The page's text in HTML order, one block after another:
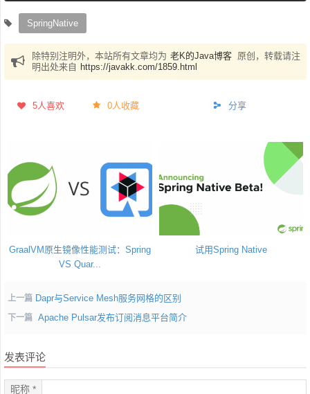
SpringNative
除特别注明外，本站所有文章均为 老K的Java博客 原创，转载请注
明出处来自 https://javakk.com/1859.html
5人喜欢 0人收藏 分享
GraalVM原生镜像性能测试：Spring
VS Quar...
试用Spring Native
上一篇 Dapr与Service Mesh服务网格的区别
下一篇 Apache Pulsar发布订阅消息平台简介
发表评论
昵称 *